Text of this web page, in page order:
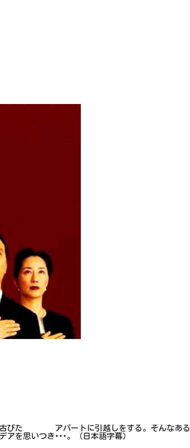
古びた アパートに引越しをする。そんなある
を思いつき･･･。（日本語字幕）